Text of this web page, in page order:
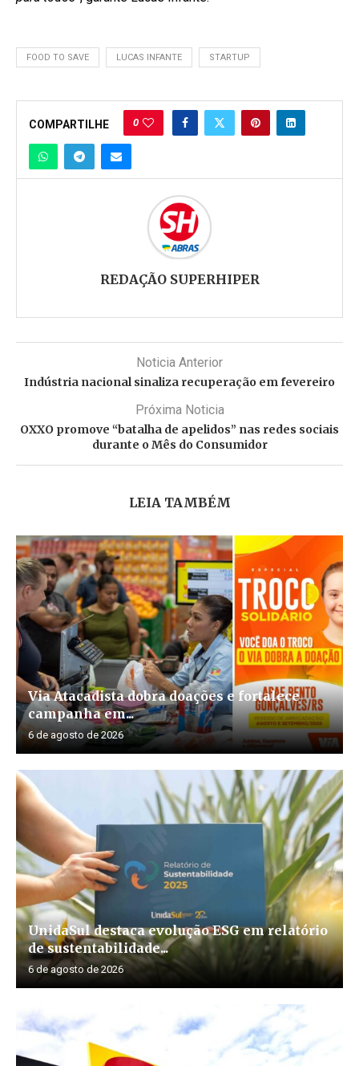
FOOD TO SAVE LUCAS INFANTE STARTUP
COMPARTILHE 0
REDAÇÃO SUPERHIPER
Noticia Anterior
Indústria nacional sinaliza recuperação em fevereiro
Próxima Noticia
OXXO promove “batalha de apelidos” nas redes sociais
durante o Mês do Consumidor
LEIA TAMBÉM
Via Atacadista dobra doações e fortalece
campanha em...
6 de agosto de 2026
UnidaSul destaca evolução ESG em relatório
de sustentabilidade...
6 de agosto de 2026